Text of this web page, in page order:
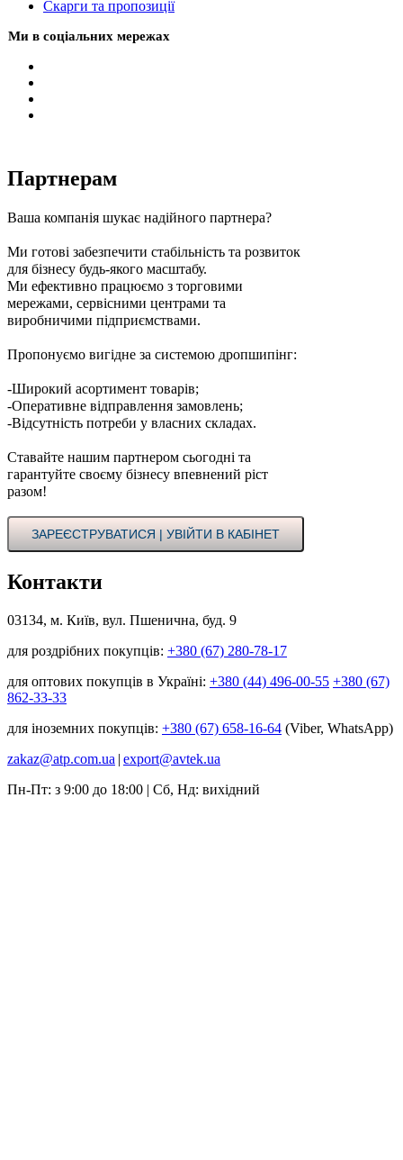
Скарги та пропозиції
Ми в соціальних мережах
Партнерам
Ваша компанія шукає надійного партнера?
Ми готові забезпечити стабільність та розвиток
для бізнесу будь-якого масштабу.
Ми ефективно працюємо з торговими
мережами, сервісними центрами та
виробничими підприємствами.
Пропонуємо вигідне за системою дропшипінг:
-Широкий асортимент товарів;
-Оперативне відправлення замовлень;
-Відсутність потреби у власних складах.
Ставайте нашим партнером сьогодні та
гарантуйте своєму бізнесу впевнений ріст
разом!
ЗАРЕЄСТРУВАТИСЯ | УВІЙТИ В КАБІНЕТ
Контакти
03134, м. Київ, вул. Пшенична, буд. 9
для роздрібних покупців: +380 (67) 280-78-17
для оптових покупців в Україні: +380 (44) 496-00-55 +380 (67)
862-33-33
для іноземних покупців: +380 (67) 658-16-64 (Viber, WhatsApp)
zakaz@atp.com.ua | export@avtek.ua
Пн-Пт: з 9:00 до 18:00 | Сб, Нд: вихідний